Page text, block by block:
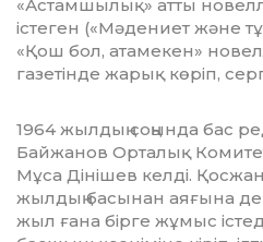
«Астам­шылық» атты
істеген («Мәдениет және
«Қош бол, атамекен»
газетінде жарық көріп,
1964 жылдың соңында бас
Байжанов Орталық
Мұса Дінішев келді.
жылдың басынан аяғына
жыл ғана бірге жұмыс